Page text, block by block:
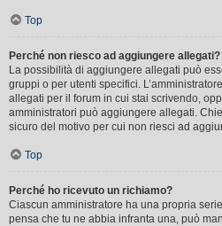
Top
Perché non riesco ad aggiungere allegati?
La possibilità di aggiungere allegati può
gruppi o per utenti specifici.
allegati per il forum in cui stai scrivendo,
amministratori può aggiungere allegati.
sicuro del motivo per cui non riesci ad
Top
Perché ho ricevuto un richiamo?
Ciascun amministratore ha una propria
pensa che tu ne abbia infranta una, può